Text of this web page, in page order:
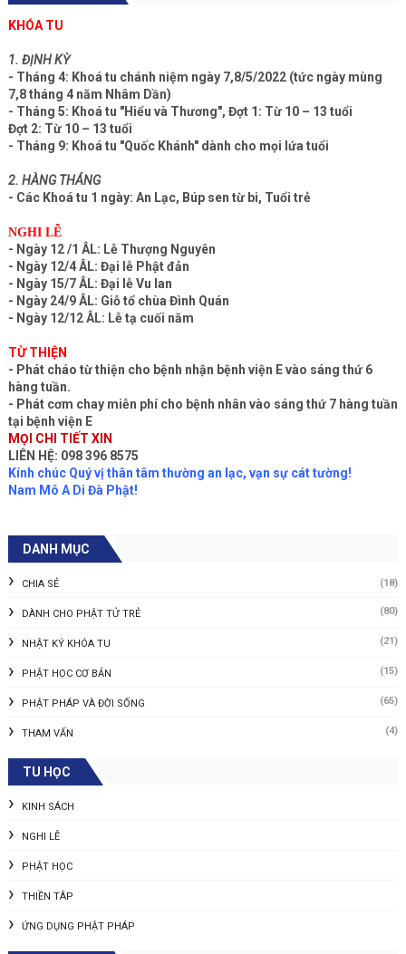
KHÓA TU
1. ĐỊNH KỲ
- Tháng 4: Khoá tu chánh niệm ngày 7,8/5/2022 (tức ngày mùng
7,8 tháng 4 năm Nhâm Dần)
- Tháng 5: Khoá tu "Hiểu và Thương", Đợt 1: Từ 10 – 13 tuổi
Đợt 2: Từ 10 – 13 tuổi
- Tháng 9: Khoá tu "Quốc Khánh" dành cho mọi lứa tuổi
2. HÀNG THÁNG
- Các Khoá tu 1 ngày: An Lạc, Búp sen từ bi, Tuổi trẻ
NGHI LỄ
- Ngày 12 /1 ÂL: Lễ Thượng Nguyên
- Ngày 12/4 ÂL: Đại lễ Phật đản
- Ngày 15/7 ÂL: Đại lễ Vu lan
- Ngày 24/9 ÂL: Giỗ tổ chùa Đình Quán
- Ngày 12/12 ÂL: Lễ tạ cuối năm
TỪ THIỆN
- Phát cháo từ thiện cho bệnh nhận bệnh viện E vào sáng thứ 6
hàng tuần.
- Phát cơm chay miễn phí cho bệnh nhân vào sáng thứ 7 hàng tuần
tại bệnh viện E
MỌI CHI TIẾT XIN
LIÊN HỆ: 098 396 8575
Kính chúc Quý vị thân tâm thường an lạc, vạn sự cát tường!
Nam Mô A Di Đà Phật!
DANH MỤC
CHIA SẺ (18)
DÀNH CHO PHẬT TỬ TRẺ (80)
NHẬT KÝ KHÓA TU (21)
PHẬT HỌC CƠ BẢN (15)
PHẬT PHÁP VÀ ĐỜI SỐNG (65)
THAM VẤN (4)
TU HỌC
KINH SÁCH
NGHI LỄ
PHẬT HỌC
THIỀN TÂP
ỨNG DỤNG PHẬT PHÁP